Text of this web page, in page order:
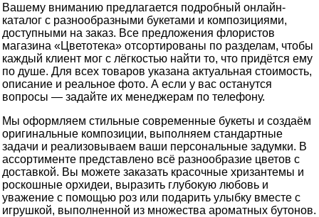
Вашему вниманию предлагается подробный онлайн-
каталог с разнообразными букетами и композициями,
доступными на заказ. Все предложения флористов
магазина «Цветотека» отсортированы по разделам, чтобы
каждый клиент мог с лёгкостью найти то, что придётся ему
по душе. Для всех товаров указана актуальная стоимость,
описание и реальное фото. А если у вас останутся
вопросы — задайте их менеджерам по телефону.
Мы оформляем стильные современные букеты и создаём
оригинальные композиции, выполняем стандартные
задачи и реализовываем ваши персональные задумки. В
ассортименте представлено всё разнообразие цветов с
доставкой. Вы можете заказать красочные хризантемы и
роскошные орхидеи, выразить глубокую любовь и
уважение с помощью роз или подарить улыбку вместе с
игрушкой, выполненной из множества ароматных бутонов.